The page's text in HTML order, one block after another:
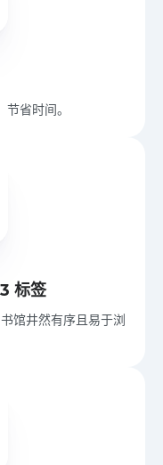
省时间。
标签
馆井然有序且易于浏